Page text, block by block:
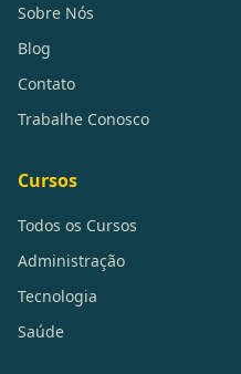
Sobre Nós
Blog
Contato
Trabalhe Conosco
Cursos
Todos os Cursos
Administração
Tecnologia
Saúde